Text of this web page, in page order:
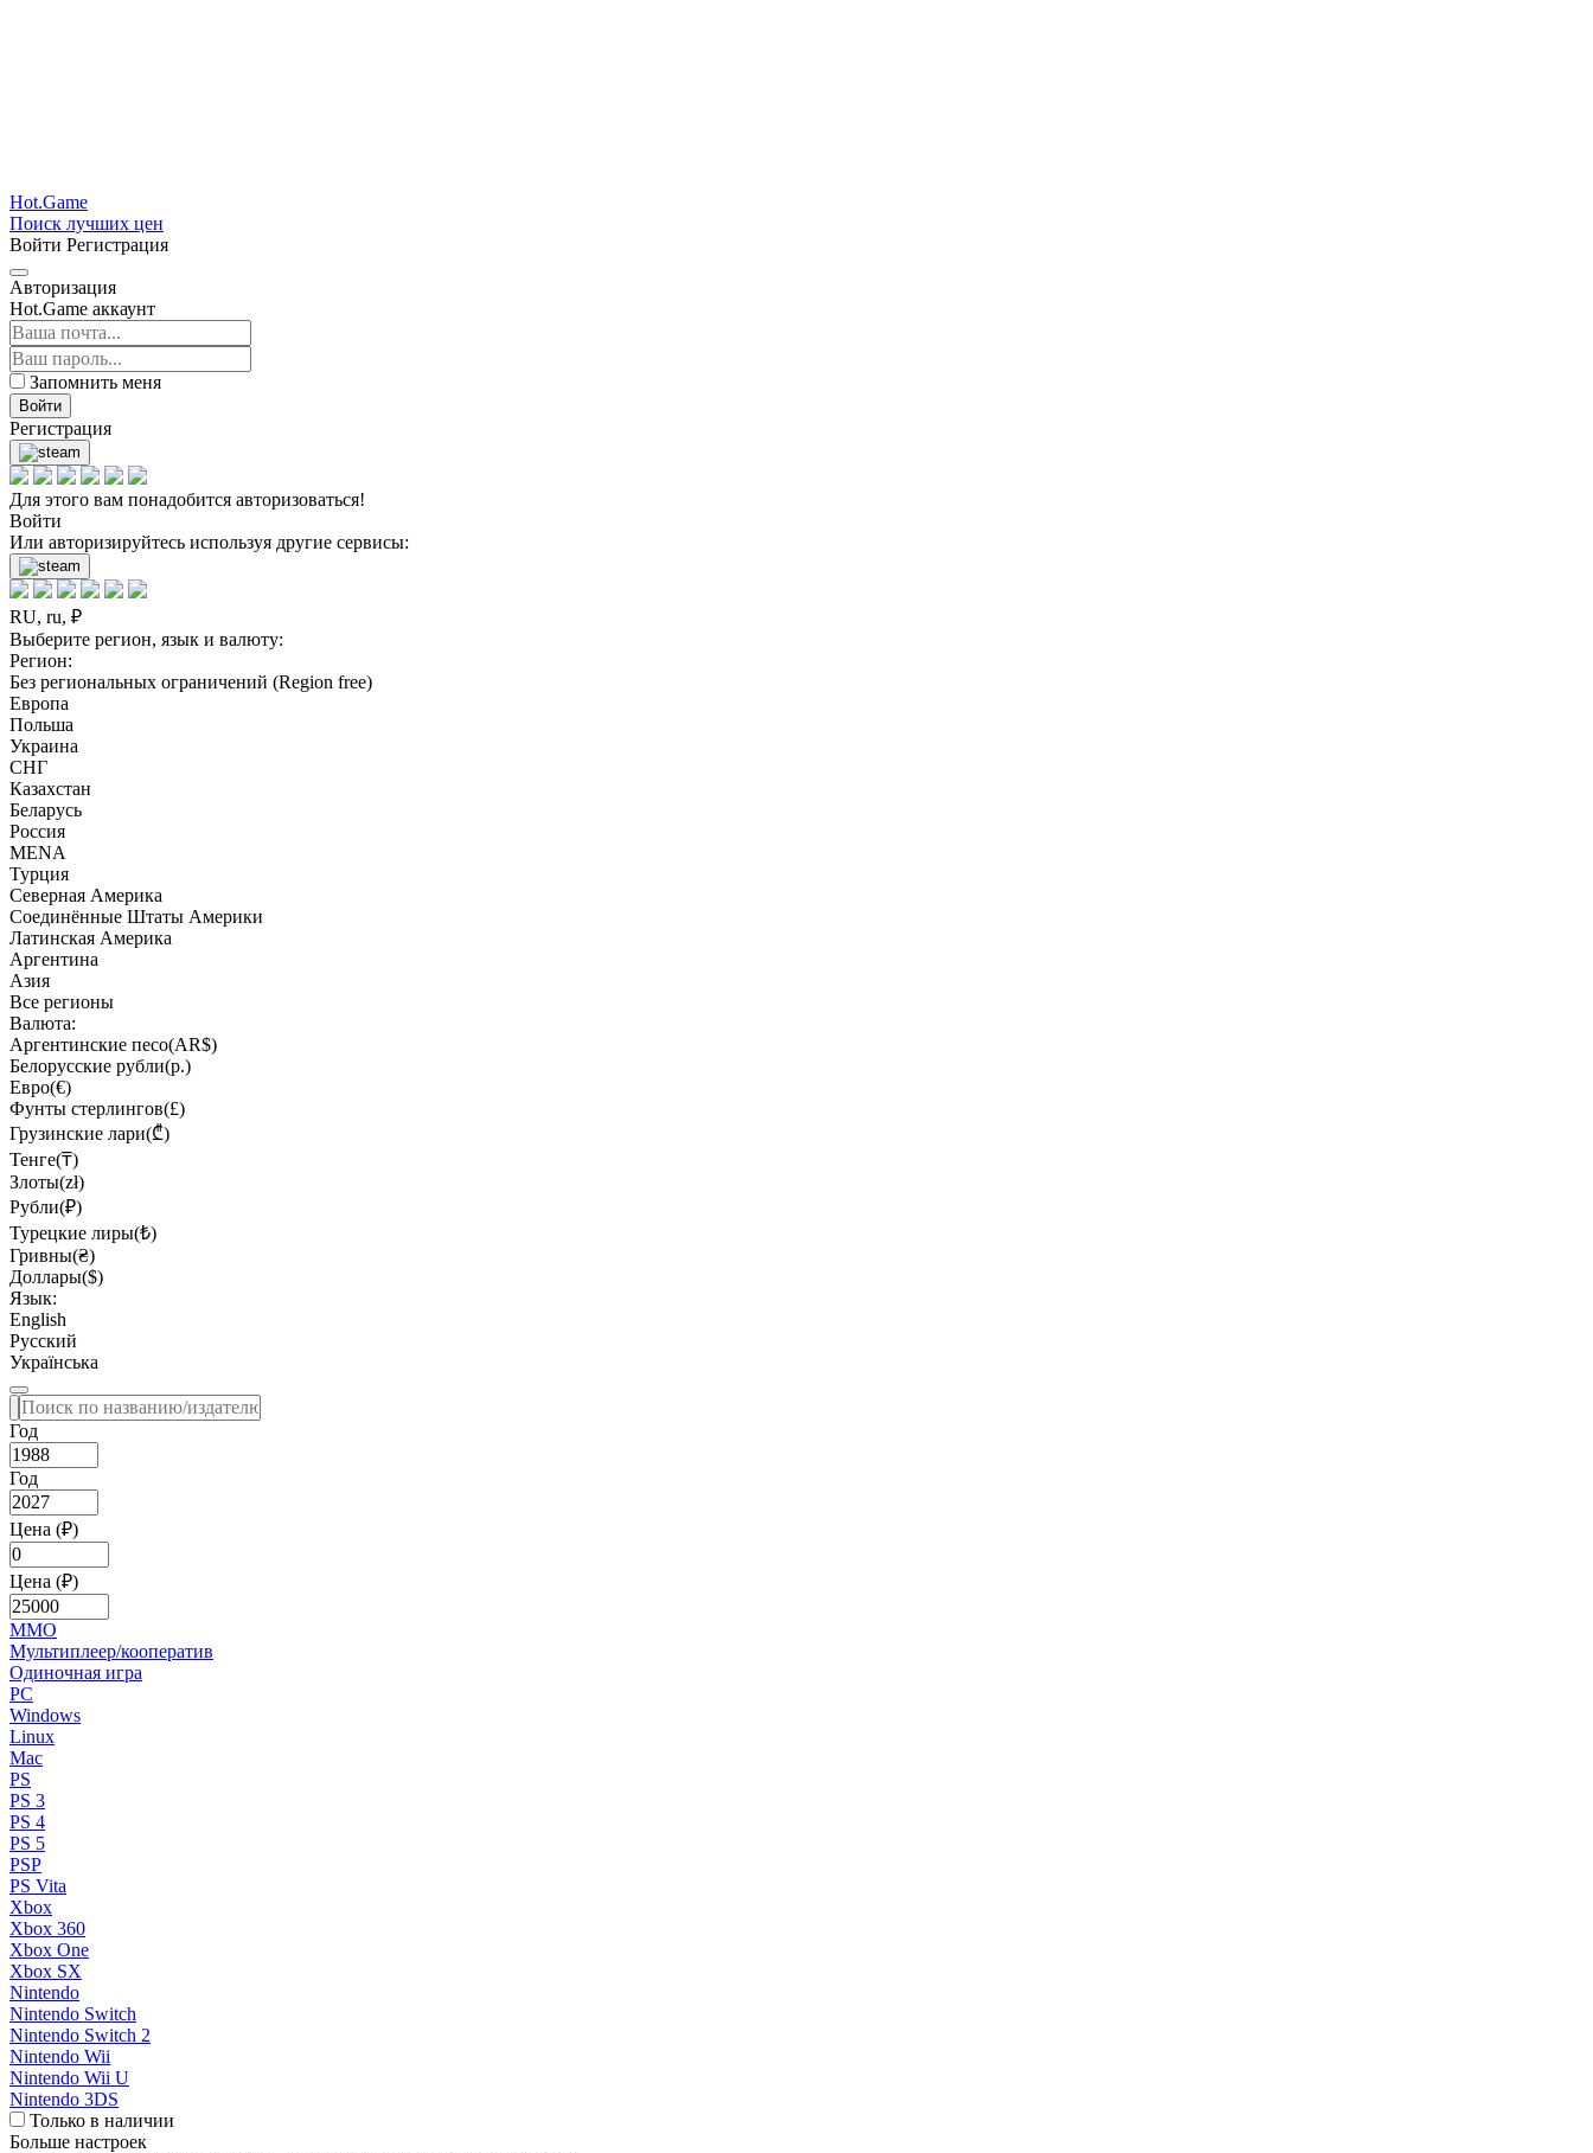
Hot.Game
Поиск лучших цен
Войти Регистрация
Авторизация
Hot.Game аккаунт
Запомнить меня
Войти
Регистрация
Для этого вам понадобится авторизоваться!
Войти
Или авторизируйтесь используя другие сервисы:
RU, ru, ₽
Выберите регион, язык и валюту:
Регион:
Без региональных ограничений (Region free)
Европа
Польша
Украина
СНГ
Казахстан
Беларусь
Россия
MENA
Турция
Северная Америка
Соединённые Штаты Америки
Латинская Америка
Аргентина
Азия
Все регионы
Валюта:
Аргентинские песо(AR$)
Белорусские рубли(р.)
Евро(€)
Фунты стерлингов(£)
Грузинские лари(₾)
Тенге(₸)
Злоты(zł)
Рубли(₽)
Турецкие лиры(₺)
Гривны(₴)
Доллары($)
Язык:
English
Русский
Українська
Год
Год
Цена (₽)
Цена (₽)
MMO
Мультиплеер/кооператив
Одиночная игра
PC
Windows
Linux
Mac
PS
PS 3
PS 4
PS 5
PSP
PS Vita
Xbox
Xbox 360
Xbox One
Xbox SX
Nintendo
Nintendo Switch
Nintendo Switch 2
Nintendo Wii
Nintendo Wii U
Nintendo 3DS
Только в наличии
Больше настроек